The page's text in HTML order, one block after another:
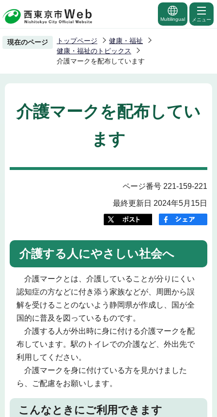
の
ー
の
先
Multilingual メニュー
現在のページ トップページ
健康・福祉
健康・福祉のトピックス
介護マークを配布しています
介護マークを配布してい
ます
ページ番号 221-159-221
最終更新日 2024年5月15日
介護する人にやさしい社会へ
介護マークとは、介護していることが分りにくい
認知症の方などに付き添う家族などが、周囲から誤
解を受けることのないよう静岡県が作成し、国が全
国的に普及を図っているものです。
介護する人が外出時に身に付ける介護マークを配
布しています。駅のトイレでの介護など、外出先で
利用してください。
介護マークを身に付けている方を見かけました
ら、ご配慮をお願いします。
こんなときにご利用できます